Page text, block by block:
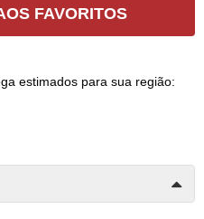
FAVORITOS
estimados para sua região: